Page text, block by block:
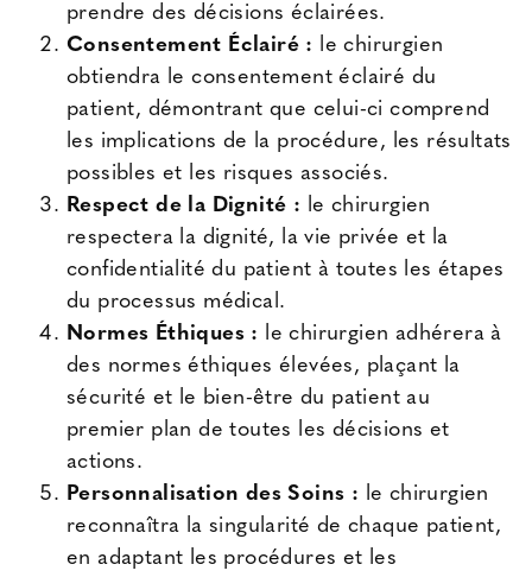
prendre des décisions éclairées.
Consentement Éclairé : le chirurgien
obtiendra le consentement éclairé du
patient, démontrant que celui-ci comprend
les implications de la procédure, les résultats
possibles et les risques associés.
Respect de la Dignité : le chirurgien
respectera la dignité, la vie privée et la
confidentialité du patient à toutes les étapes
du processus médical.
Normes Éthiques : le chirurgien adhérera à
des normes éthiques élevées, plaçant la
sécurité et le bien-être du patient au
premier plan de toutes les décisions et
actions.
Personnalisation des Soins : le chirurgien
reconnaîtra la singularité de chaque patient,
en adaptant les procédures et les